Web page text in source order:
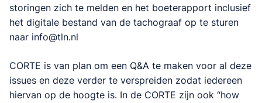
storingen zich te melden en het boeterapport inclusief
het digitale bestand van de tachograaf op te sturen
naar info@tln.nl
CORTE is van plan om een Q&A te maken voor al deze
issues en deze verder te verspreiden zodat iedereen
hiervan op de hoogte is. In de CORTE zijn ook “how